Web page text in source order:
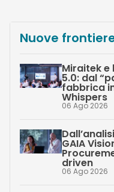
Nuove
Miraitek e
5.0: dal
fabbrica
Whispers
06 Ago 2026
GAIA
driven
06 Ago 2026